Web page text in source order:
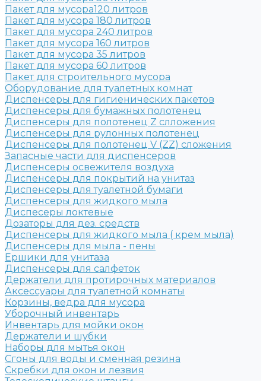
Пакет для мусора120 литров
Пакет для мусора 180 литров
Пакет для мусора 240 литров
Пакет для мусора 160 литров
Пакет для мусора 35 литров
Пакет для мусора 60 литров
Пакет для строительного мусора
Оборудование для туалетных комнат
Диспенсеры для гигиенических пакетов
Диспенсеры для бумажных полотенец
Диспенсеры для полотенец Z слложения
Диспенсеры для рулонных полотенец
Диспенсеры для полотенец V (ZZ) сложения
Запасные части для диспенсеров
Диспенсеры освежителя воздуха
Диспенсеры для покрытий на унитаз
Диспенсеры для туалетной бумаги
Диспенсеры для жидкого мыла
Диспесеры локтевые
Дозаторы для дез. средств
Диспенсеры для жидкого мыла ( крем мыла)
Диспенсеры для мыла - пены
Ершики для унитаза
Диспенсеры для салфеток
Держатели для протирочных материалов
Аксессуары для туалетной комнаты
Корзины, ведра для мусора
Уборочный инвентарь
Инвентарь для мойки окон
Держатели и шубки
Наборы для мытья окон
Сгоны для воды и сменная резина
Скребки для окон и лезвия